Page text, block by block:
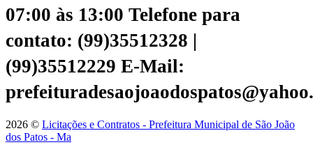
07:00 às 13:00 Telefone para
contato: (99)35512328 |
(99)35512229 E-Mail:
2026 © Licitações e Contratos - Prefeitura Municipal de São João
dos Patos - Ma